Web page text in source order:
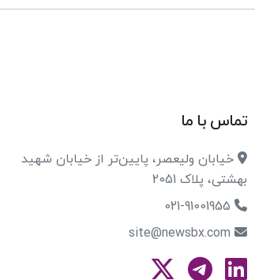
تماس با ما
خیابان ولیعصر، پایین‌تر از خیابان شهید
بهشتی، پلاک 2051